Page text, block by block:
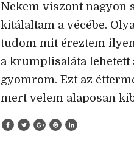
Nekem viszont nagyon
kitálaltam a vécébe.
tudom mit éreztem
a krumplisaláta lehetett
gyomrom. Ezt az
mert velem alaposan